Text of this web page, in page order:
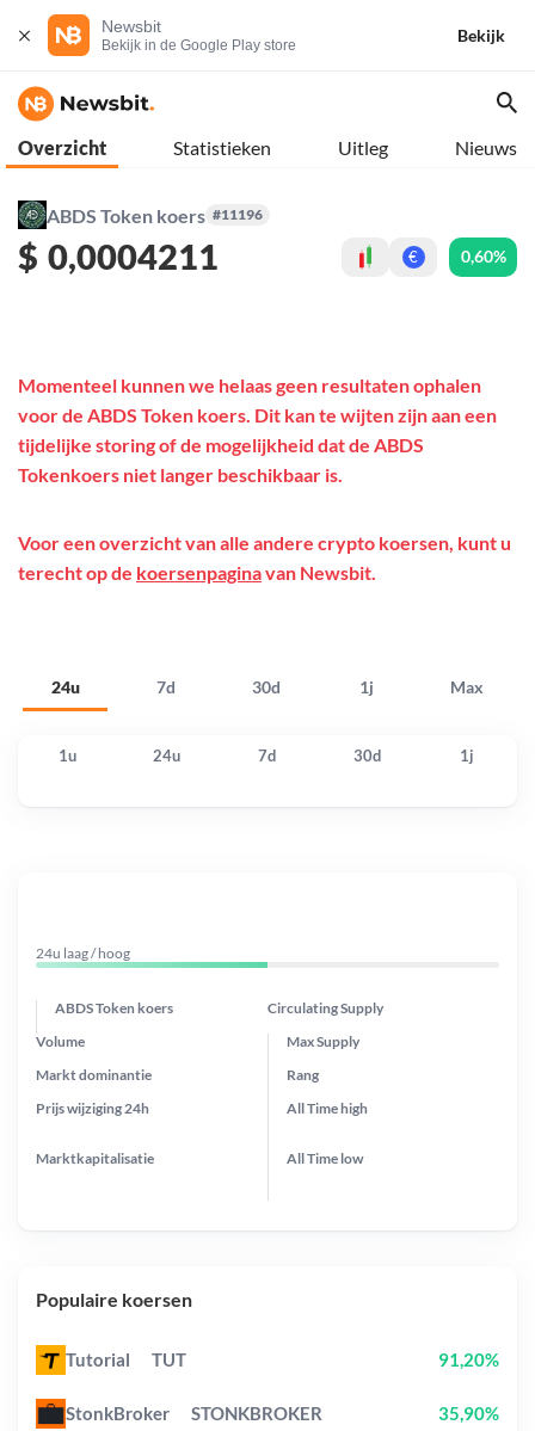
Newsbit
Bekijk in de Google Play store
Bekijk
Overzicht Statistieken Uitleg Nieuws
ABDS Token koers #11196
$ 0,0004211 € 0,60%
24u 7d 30d 1j Max
Momenteel kunnen we helaas geen resultaten ophalen
voor de ABDS Token koers. Dit kan te wijten zijn aan een
tijdelijke storing of de mogelijkheid dat de ABDS
Tokenkoers niet langer beschikbaar is.
Voor een overzicht van alle andere crypto koersen, kunt u
terecht op de koersenpaginavan Newsbit.
1u 24u 7d 30d 1j
24u laag / hoog
ABDS Token koers Circulating Supply
Prijs wijziging 24h
Max Supply
Markt dominantie
Marktkapitalisatie
Volume
Rang
All Timehigh
All Time low
Populaire koersen
Tutorial TUT 91,20%
StonkBroker STONKBROKER 35,90%